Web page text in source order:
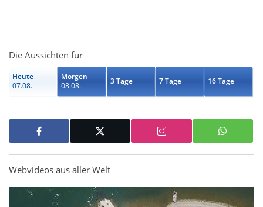
Die Aussichten für
Heute
07.08.
Morgen
08.08.
3 Tage 7 Tage 16 Tage
Webvideos aus aller Welt